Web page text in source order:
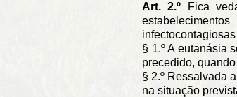
Art. 2.º Fica
§ 1.º A eutanásia
precedido,
§ 2.º Ressalvada
na situação